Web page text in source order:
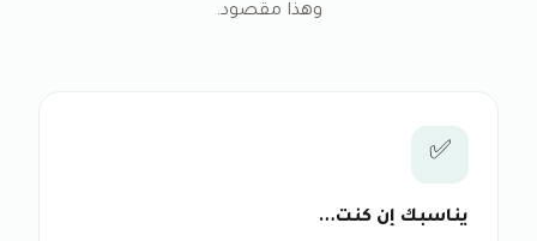
وهذا مقصود.
✅
يناسبك إن كنت…